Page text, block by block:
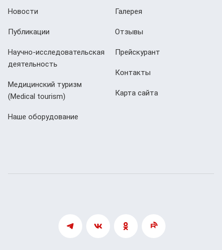
Новости
Публикации
Научно-исследовательская
деятельность
Медицинский туризм
(Мedical tourism)
Наше оборудование
Галерея
Отзывы
Прейскурант
Контакты
Карта сайта